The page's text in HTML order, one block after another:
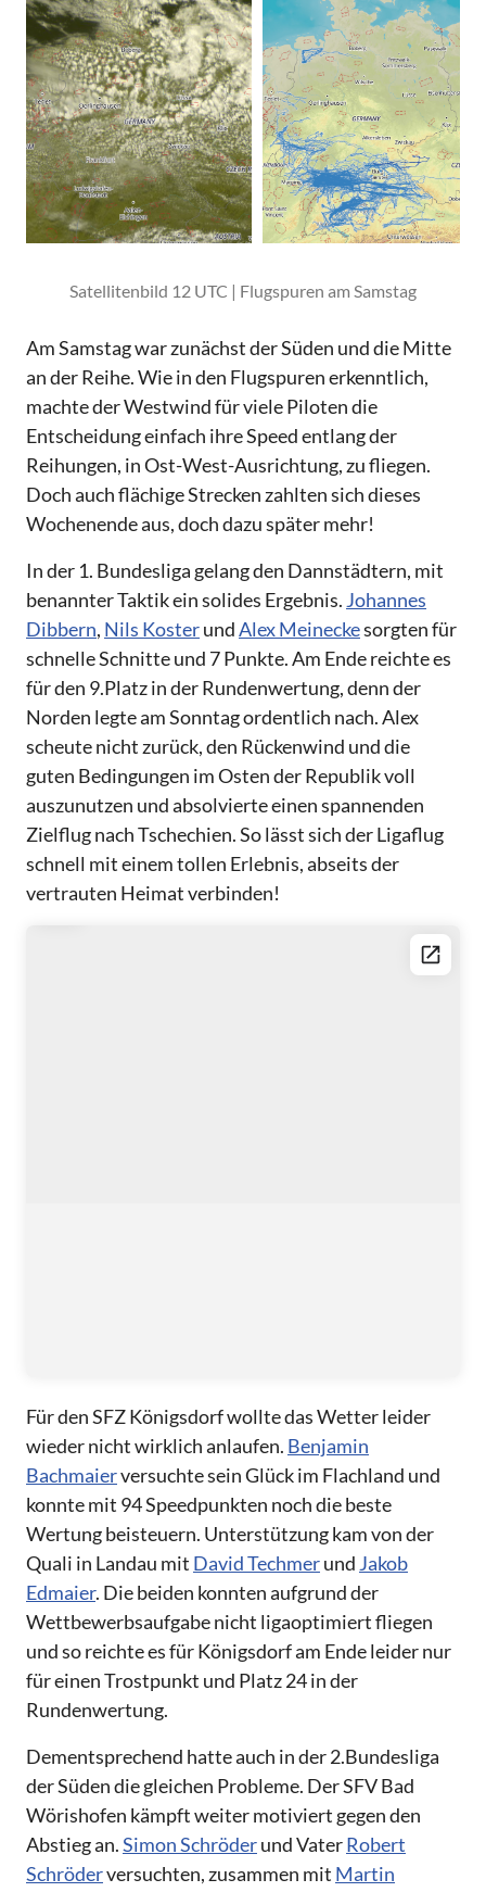
Satellitenbild 12 UTC | Flugspuren am Samstag
Am Samstag war zunächst der Süden und die Mitte
an der Reihe. Wie in den Flugspuren erkenntlich,
machte der Westwind für viele Piloten die
Entscheidung einfach ihre Speed entlang der
Reihungen, in Ost-West-Ausrichtung, zu fliegen.
Doch auch flächige Strecken zahlten sich dieses
Wochenende aus, doch dazu später mehr!
In der 1. Bundesliga gelang den Dannstädtern, mit
benannter Taktik ein solides Ergebnis. Johannes
Dibbern, Nils KosterundAlex Meineckesorgten für
schnelle Schnitte und 7 Punkte. Am Ende reichte es
für den 9.Platz in der Rundenwertung, denn der
Norden legte am Sonntag ordentlich nach. Alex
scheute nicht zurück, den Rückenwind und die
guten Bedingungen im Osten der Republik voll
auszunutzen und absolvierte einen spannenden
Zielflug nach Tschechien. So lässt sich der Ligaflug
schnell mit einem tollen Erlebnis, abseits der
vertrauten Heimat verbinden!
Für den SFZ Königsdorf wollte das Wetter leider
wieder nicht wirklich anlaufen. Benjamin
Bachmaierversuchte sein Glück im Flachland und
konnte mit 94 Speedpunkten noch die beste
Wertung beisteuern. Unterstützung kam von der
Quali in Landau mit David Techmerund Jakob
Edmaier. Die beiden konnten aufgrund der
Wettbewerbsaufgabe nicht ligaoptimiert fliegen
und so reichte es für Königsdorf am Ende leider nur
für einen Trostpunkt und Platz 24 in der
Rundenwertung.
Dementsprechend hatte auch in der 2.Bundesliga
der Süden die gleichen Probleme. Der SFV Bad
Wörishofen kämpft weiter motiviert gegen den
Abstieg an.Simon Schröderund VaterRobert
Schröderversuchten, zusammen mit Martin